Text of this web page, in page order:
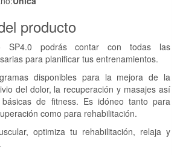
producto
SP4.0 podrás contar con todas las
para planificar tus entrenamientos.
disponibles para la mejora de la
del dolor, la recuperación y masajes así
de fitness. Es idóneo tanto para
como para rehabilitación.
optimiza tu rehabilitación, relaja y